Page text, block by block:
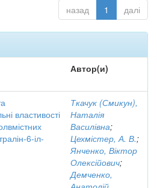
назад 1 далі
Автор(и)
властивості
6-іл-
Ткачук (Смикун),
Наталія
Василівна;
Цехмістер, А. В.;
Янченко, Віктор
Олексійович;
Демченко,